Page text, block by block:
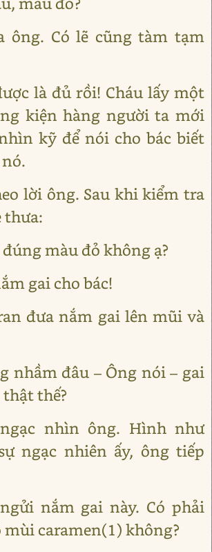
ông. Có lẽ cũng tàm tạm
là đủ rồi! Cháu lấy một
kiện hàng người ta mới
kỹ để nói cho bác biết
lời ông. Sau khi kiểm tra
thưa:
màu đỏ không ạ?
gai cho bác!
đưa nắm gai lên mũi và
nhầm đâu – Ông nói – gai
thế?
nhìn ông. Hình như
ngạc nhiên ấy, ông tiếp
nắm gai này. Có phải
mùi caramen(1) không?